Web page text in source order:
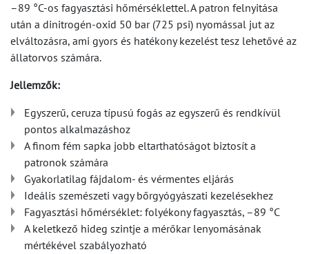
–89 °C-os fagyasztási hőmérséklettel. A patron felnyitása
után a dinitrogén-oxid 50 bar (725 psi) nyomással jut az
elváltozásra, ami gyors és hatékony kezelést tesz lehetővé az
állatorvos számára.
Jellemzők:
Egyszerű, ceruza típusú fogás az egyszerű és rendkívül
pontos alkalmazáshoz
A finom fém sapka jobb eltarthatóságot biztosít a
patronok számára
Gyakorlatilag fájdalom- és vérmentes eljárás
Ideális szemészeti vagy bőrgyógyászati kezelésekhez
Fagyasztási hőmérséklet: folyékony fagyasztás, –89 °C
A keletkező hideg szintje a mérőkar lenyomásának
mértékével szabályozható